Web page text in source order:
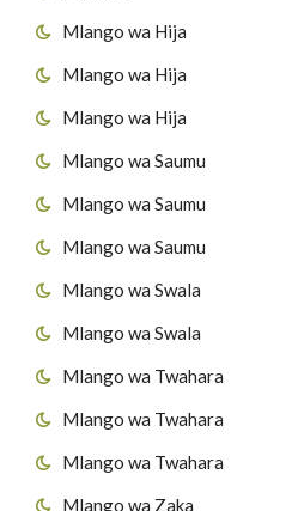
Mlango wa Hija
Mlango wa Hija
Mlango wa Hija
Mlango wa Saumu
Mlango wa Saumu
Mlango wa Saumu
Mlango wa Swala
Mlango wa Swala
Mlango wa Twahara
Mlango wa Twahara
Mlango wa Twahara
Mlango wa Zaka